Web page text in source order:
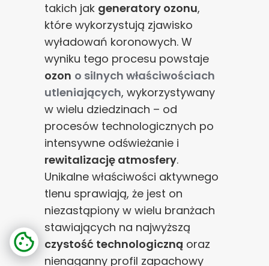
takich jak generatory ozonu,
które wykorzystują zjawisko
wyładowań koronowych. W
wyniku tego procesu powstaje
ozon o silnych właściwościach
utleniających, wykorzystywany
w wielu dziedzinach – od
procesów technologicznych po
intensywne odświeżanie i
rewitalizację atmosfery.
Unikalne właściwości aktywnego
tlenu sprawiają, że jest on
niezastąpiony w wielu branżach
stawiających na najwyższą
czystość technologiczną oraz
nienaganny profil zapachowy